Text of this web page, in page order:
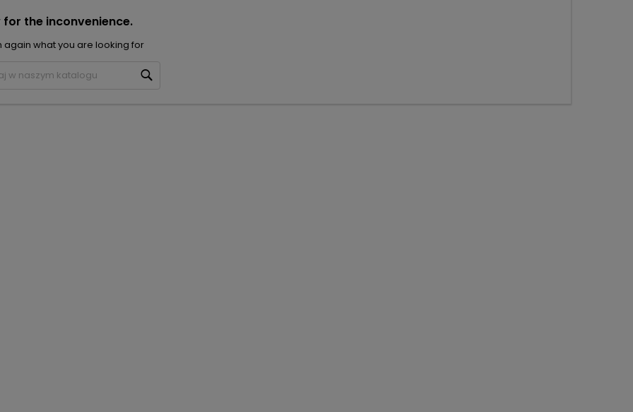
for the inconvenience.
again what you are looking for